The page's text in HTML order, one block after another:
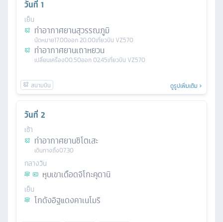
วันที่ 1
เย็น
ท่าอากาศยานสุวรรณภูมิ
นัดหมาย17.00ออก20.00เที่ยวบิน VZ570
ท่าอากาศยานเถาหยวน
เปลี่ยนเครื่อง00.50ออก02.45เที่ยวบิน VZ570
ดูรูปเพิ่มเติม
วันที่ 2
เช้า
ท่าอากาศยานชิโตเสะ
เดินทางถึง07.30
กลางวัน
หุบเขาเดือดจิโกะคุดานิ
เย็น
โกดังอิฐแดงคาเนโมริ